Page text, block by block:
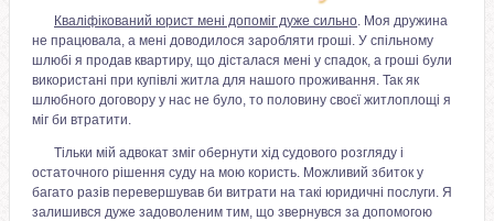
Кваліфікований юрист мені допоміг дуже сильно. Моя дружина
не працювала, а мені доводилося заробляти гроші. У спільному
шлюбі я продав квартиру, що дісталася мені у спадок, а гроші були
використані при купівлі житла для нашого проживання. Так як
шлюбного договору у нас не було, то половину своєї житлоплощі я
міг би втратити.
Тільки мій адвокат зміг обернути хід судового розгляду і
остаточного рішення суду на мою користь. Можливий збиток у
багато разів перевершував би витрати на такі юридичні послуги. Я
залишився дуже задоволеним тим, що звернувся за допомогою